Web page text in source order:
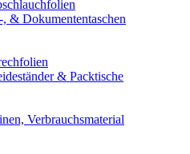
& Dokumententaschen
& Packtische
Verbrauchsmaterial